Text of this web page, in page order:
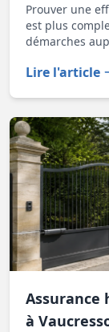
Prouver une
est plus
démarches
Lire l'article
Assurance
à